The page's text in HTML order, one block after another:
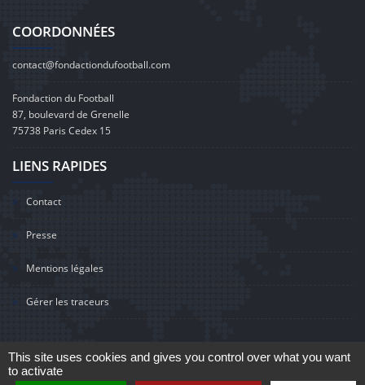
COORDONNÉES
contact@fondactiondufootball.com
Fondaction du Football
87, boulevard de Grenelle
75738 Paris Cedex 15
LIENS RAPIDES
Contact
Presse
Mentions légales
Gérer les traceurs
This site uses cookies and gives you control over what you want
to activate